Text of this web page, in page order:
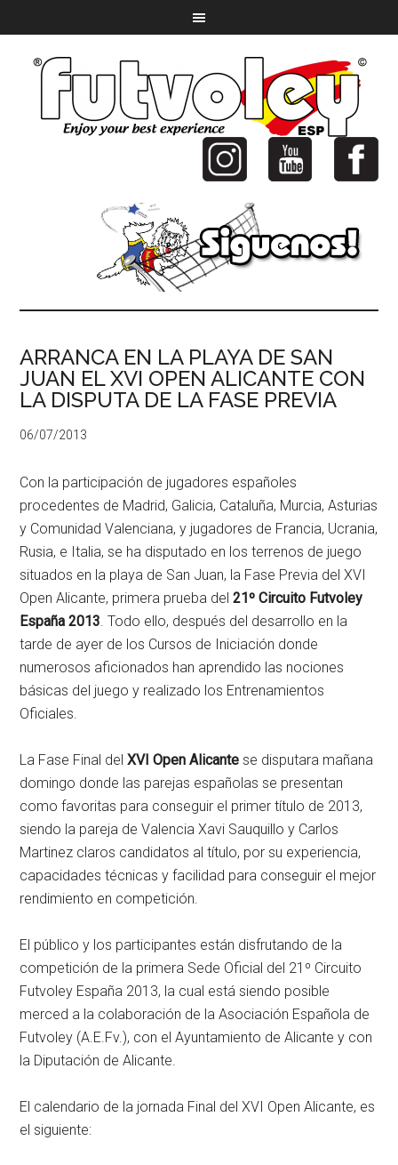
ARRANCA EN LA PLAYA DE SAN
JUAN EL XVI OPEN ALICANTE CON
LA DISPUTA DE LA FASE PREVIA
06/07/2013
Con la participación de jugadores españoles
procedentes de Madrid, Galicia, Cataluña, Murcia, Asturias
y Comunidad Valenciana, y jugadores de Francia, Ucrania,
Rusia, e Italia, se ha disputado en los terrenos de juego
situados en la playa de San Juan, la Fase Previa del XVI
Open Alicante, primera prueba del 21º Circuito Futvoley
España 2013. Todo ello, después del desarrollo en la
tarde de ayer de los Cursos de Iniciación donde
numerosos aficionados han aprendido las nociones
básicas del juego y realizado los Entrenamientos
Oficiales.
La Fase Final delXVI Open Alicante se disputara mañana
domingo donde las parejas españolas se presentan
como favoritas para conseguir el primer título de 2013,
siendo la pareja de Valencia Xavi Sauquillo y Carlos
Martinez claros candidatos al título, por su experiencia,
capacidades técnicas y facilidad para conseguir el mejor
rendimiento en competición.
El público y los participantes están disfrutando de la
competición de la primera Sede Oficial del 21º Circuito
Futvoley España 2013, la cual está siendo posible
merced a la colaboración de la Asociación Española de
Futvoley (A.E.Fv.), con el Ayuntamiento de Alicante y con
la Diputación de Alicante.
El calendario de la jornada Final del XVI Open Alicante, es
el siguiente: